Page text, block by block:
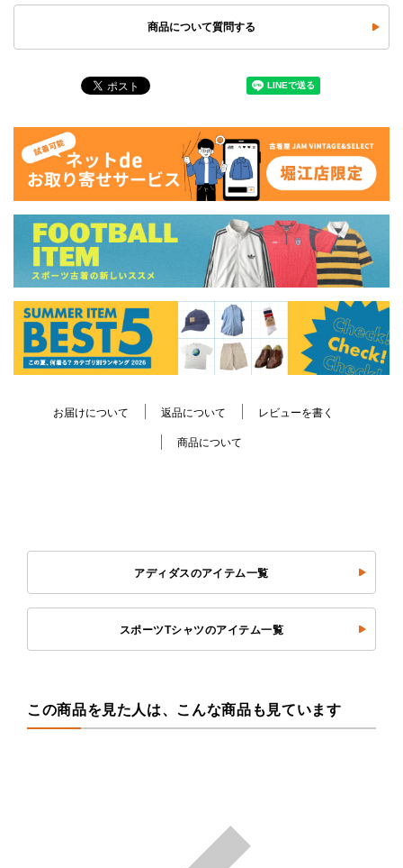
商品について質問する
お届けについて 返品について レビューを書く
商品について
アディダスのアイテム一覧
スポーツTシャツのアイテム一覧
この商品を見た人は、こんな商品も見ています